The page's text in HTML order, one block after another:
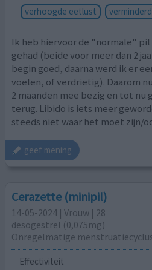
verhoogde eetlust
Ik heb hiervoor de "normale"
gehad (beide voor meer dan 2
begin goed, daarna werd ik er
voelen, of verdrietig). Daarom
2 maanden mee bezig en tot
terug. Libido is iets meer
steeds niet waar het moet zijn/
geef mening
Cerazette (minipil)
14-05-2024 | Vrouw | 28
desogestrel (0,075mg)
Onregelmatige
Effectiviteit